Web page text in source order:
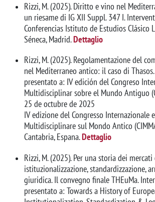
Rizzi, M. (2025). Diritto e vino nel
un riesame di IG XII Suppl. 347 I.
Conferencias Istituto de Estudios Clásico
Séneca, Madrid.Dettaglio
Rizzi, M. (2025). Regolamentazione del
nel Mediterraneo antico: il caso di
presentato a: IV edición del Congreso
Multidisciplinar sobre el Mundo Antiguo
25 de octubre de 2025
IV edizione del Congresso Internazionale e
Multidisciplinare sul Mondo Antico
Cantabria, Espana.Dettaglio
Rizzi, M. (2025). Per una storia dei
istituzionalizzazione, standardizzazione,
giuridica. Il convegno finale THEuMa.
presentato a: Towards a History of